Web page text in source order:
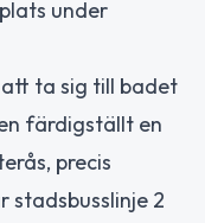
under
ta sig till badet
färdigställt en
precis
stadsbusslinje 2